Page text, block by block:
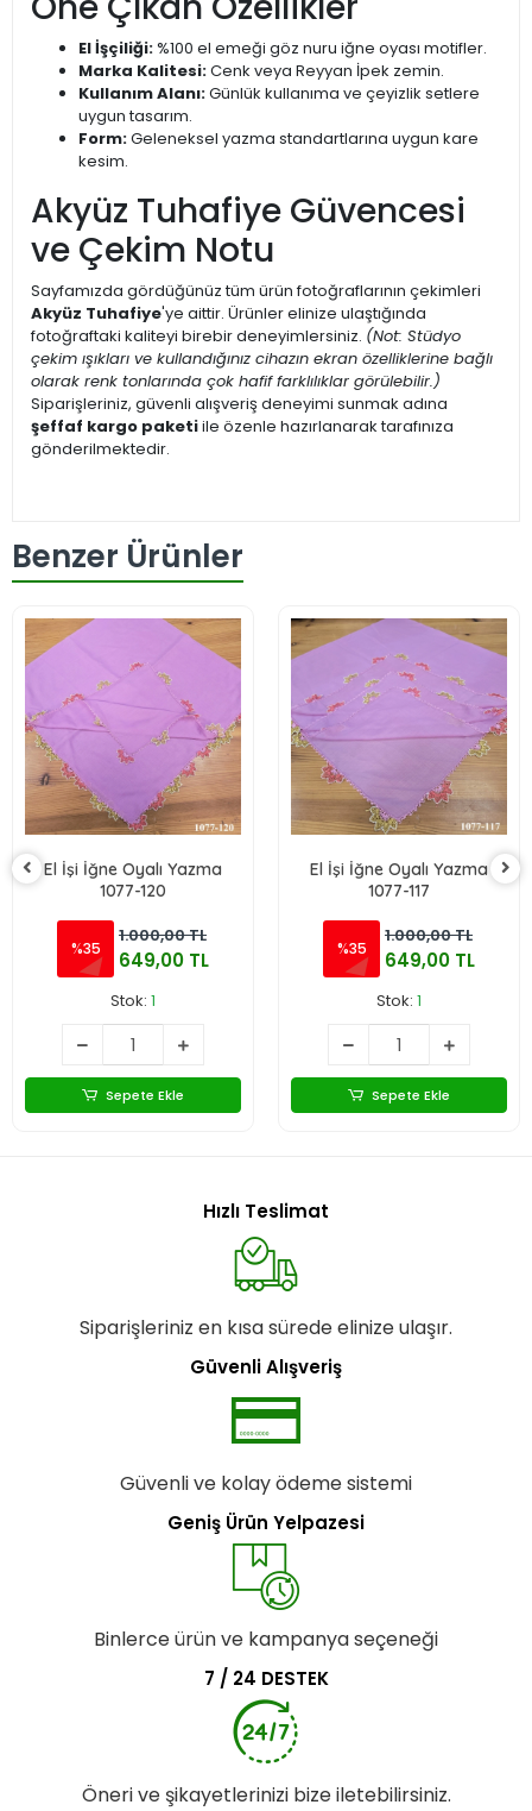
El İşçiliği: %100 el emeği göz nuru iğne oyası motifler.
Marka Kalitesi:Cenk veya Reyyan İpek zemin.
Kullanım Alanı:Günlük kullanıma ve çeyizlik setlere
uygun tasarım.
Form:Geleneksel yazma standartlarına uygun kare
kesim.
Akyüz Tuhafiye Güvencesi
ve Çekim Notu
Sayfamızda gördüğünüz tüm ürün fotoğraflarının çekimleri
Akyüz Tuhafiye'ye aittir. Ürünler elinize ulaştığında
fotoğraftaki kaliteyi birebir deneyimlersiniz. (Not: Stüdyo
çekim ışıkları ve kullandığınız cihazın ekran özelliklerine bağlı
olarak renk tonlarında çok hafif farklılıklar görülebilir.)
Siparişleriniz, güvenli alışveriş deneyimi sunmak adına
şeffaf kargo paketiile özenle hazırlanarak tarafınıza
gönderilmektedir.
Benzer Ürünler
El İşi İğne Oyalı Yazma
1077-120
%35
1.000,00 TL
649,00 TL
Stok: 1
Sepete Ekle
El İşi İğne Oyalı Yazma
1077-117
%35
1.000,00 TL
649,00 TL
Stok: 1
Sepete Ekle
Hızlı Teslimat
Siparişleriniz en kısa sürede elinize ulaşır.
Güvenli Alışveriş
Güvenli ve kolay ödeme sistemi
Geniş Ürün Yelpazesi
Binlerce ürün ve kampanya seçeneği
7 / 24 DESTEK
Öneri ve şikayetlerinizi bize iletebilirsiniz.